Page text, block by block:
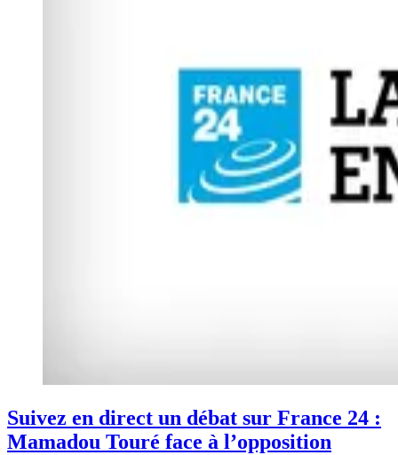
Suivez en direct un débat sur France 24 :
Mamadou Touré face à l’opposition